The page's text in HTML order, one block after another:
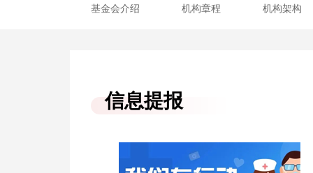
基金会介绍 机构章程 机构架构
信息提报